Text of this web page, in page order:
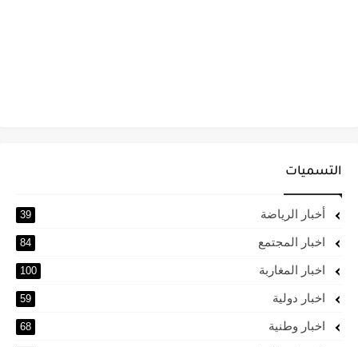
التسميات
أخبار الرياضة 39
اخبار المجتمع 84
اخبار المغاربة 100
اخبار دولية 59
اخبار وطنية 68